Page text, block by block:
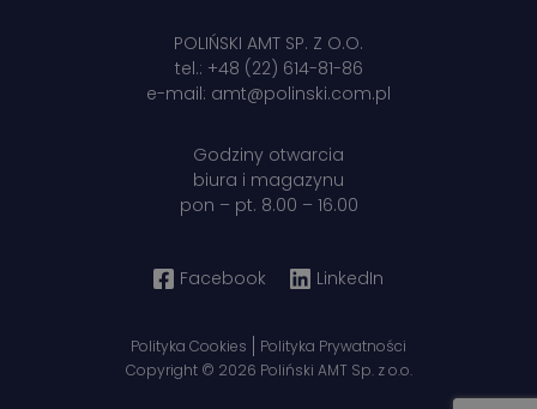
POLIŃSKI AMT SP. Z O.O.
tel.: +48 (22) 614-81-86
e-mail: amt@polinski.com.pl
Godziny otwarcia
biura i magazynu
pon – pt. 8.00 – 16.00
Copyright © 2026 Poliński AMT Sp. z o.o.
Facebook LinkedIn
Polityka Cookies Polityka Prywatności